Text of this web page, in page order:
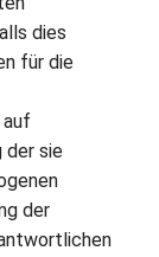
dies
für die
der sie
der